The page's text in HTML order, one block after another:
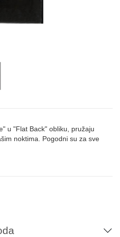
u "Flat Back" obliku, pružaju
noktima. Pogodni su za sve